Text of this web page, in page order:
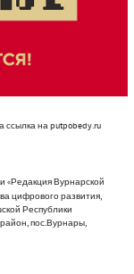
на putpobedy.ru
«Редакция Вурнарской
цифрового развития,
Республики
пос.Вурнары,